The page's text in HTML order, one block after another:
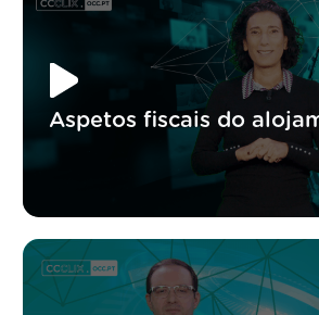
Aspetos fiscais do